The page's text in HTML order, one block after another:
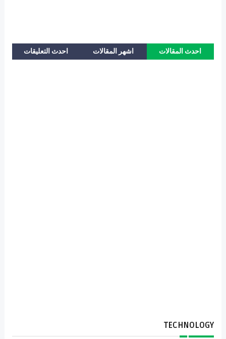
احدث المقالات اشهر المقالات احدث التعليقات
TECHNOLOGY